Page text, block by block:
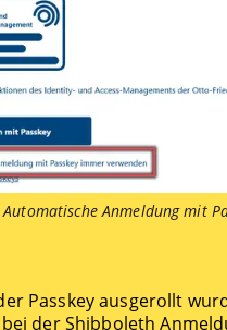
Anmeldung mit
Passkey ausgerollt
der Shibboleth